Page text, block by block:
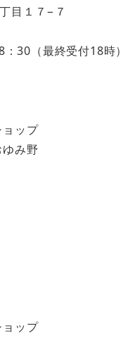
目１７−７
30（最終受付18時）
ップ
み野
ップ